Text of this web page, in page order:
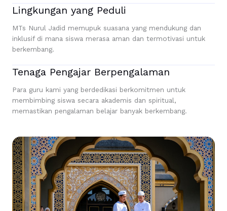
Lingkungan yang Peduli
MTs Nurul Jadid memupuk suasana yang mendukung dan
inklusif di mana siswa merasa aman dan termotivasi untuk
berkembang.
Tenaga Pengajar Berpengalaman
Para guru kami yang berdedikasi berkomitmen untuk
membimbing siswa secara akademis dan spiritual,
memastikan pengalaman belajar banyak berkembang.